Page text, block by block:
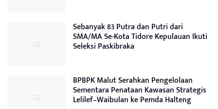
Sebanyak 83 Putra dan Putri dari
SMA/MA Se-Kota Tidore Kepulauan Ikuti
Seleksi Paskibraka
BPBPK Malut Serahkan Pengelolaan
Sementara Penataan Kawasan Strategis
Lelilef–Waibulan ke Pemda Halteng